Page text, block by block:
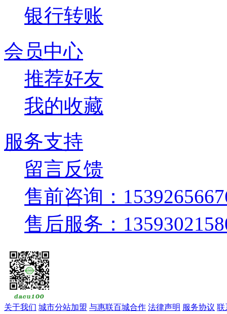
银行转账
会员中心
推荐好友
我的收藏
服务支持
留言反馈
售前咨询：
售后服务：
关于我们 城市分站加盟 与惠联百城合作 法律声明 服务协议 联